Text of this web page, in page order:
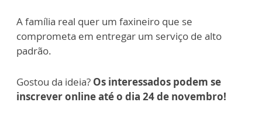
A família real quer um faxineiro que se
comprometa em entregar um serviço de alto
padrão.
Gostou da ideia? Os interessados podem se
inscrever online até o dia 24 de novembro!